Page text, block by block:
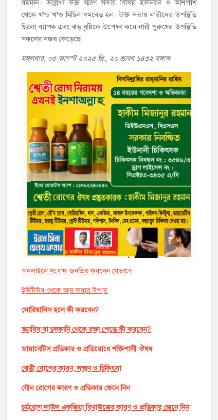
রহমান। উল্লেখ্য উক্ত স্মরণ সভায় বিভিন্ন ইউনিয়ন ও আশপাশ
থেকে খন্ড খন্ড মিছিল সমবেত হন। উক্ত সভায় নারীদের উপস্থিতি
ছিলো ব্যাপক এবং ঝড় বৃষ্টিকে উপেক্ষা করে নারী পুরুষের উপস্থিতি
সকলের নজর কেড়েছে।
মঙ্গলবার, ০৫ আগস্ট ২০২৫ খ্রি., ২০ শ্রাবণ ১৪৩২ বঙ্গাব্দ
অনলাইনে সংবাদ জনপ্রিয় করবেন যেভাবে
ইউটিউব থেকে আয় করার উপায়
সোরিয়াসিস হলে কী করবেন?
স্ক্যাবিস বা চুলকানি থেকে রক্ষা পেতে কী করবেন?
ডায়াবেটিস প্রতিকার ও প্রতিরোধে শক্তিশালী ঔষধ
শ্বেতী রোগের কারণ, লক্ষ্মণ ও চিকিৎসা
যৌন রোগের কারণ ও প্রতিকার জেনে নিন
চর্মরোগ দাউদ একজিমা বিখাউজের কারণ ও প্রতিকার জেনে নিন